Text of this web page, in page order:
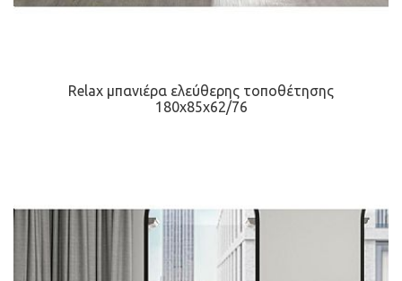
Relax μπανιέρα ελεύθερης τοποθέτησης
180x85x62/76